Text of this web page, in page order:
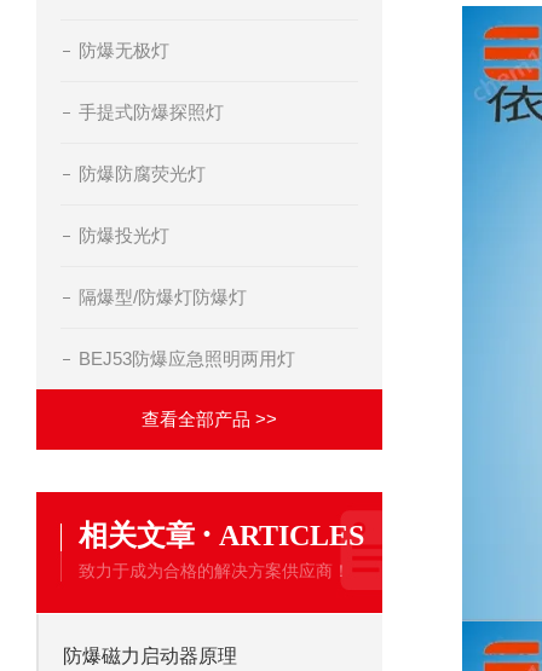
防爆无极灯
手提式防爆探照灯
防爆防腐荧光灯
防爆投光灯
隔爆型/防爆灯防爆灯
BEJ53防爆应急照明两用灯
查看全部产品 >>
相关文章 · ARTICLES
致力于成为合格的解决方案供应商！
防爆磁力启动器原理